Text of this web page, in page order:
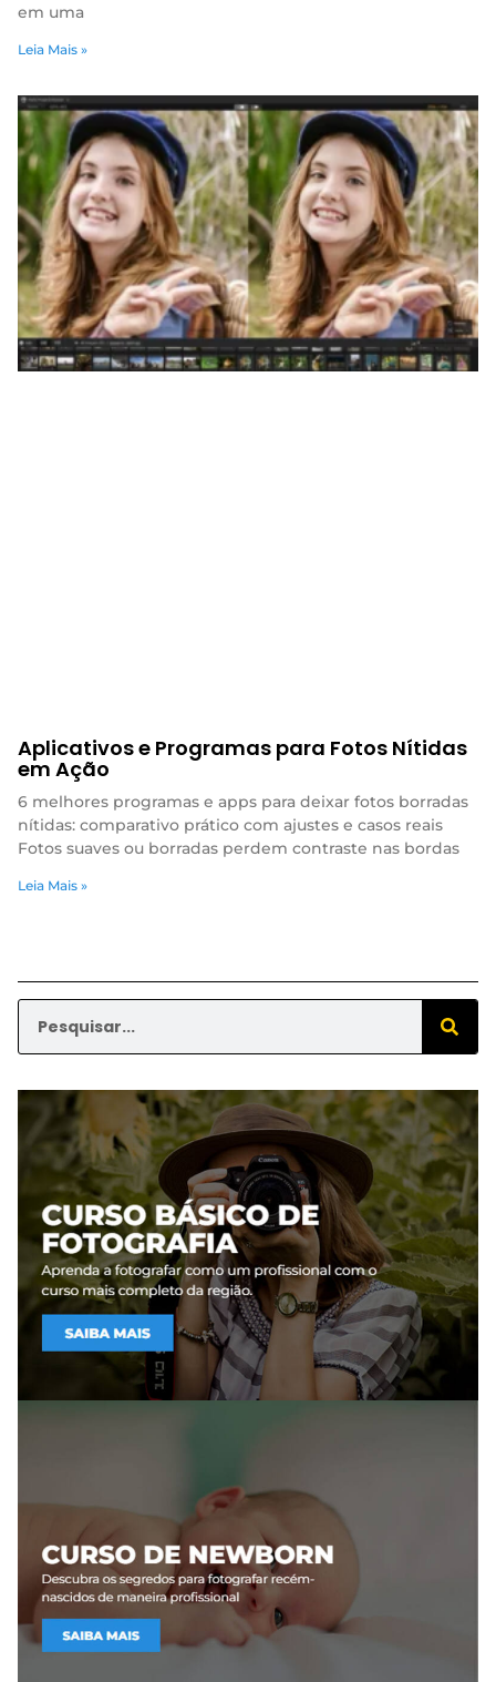
em uma
Leia Mais »
Aplicativos e Programas para Fotos Nítidas
em Ação
6 melhores programas e apps para deixar fotos borradas
nítidas: comparativo prático com ajustes e casos reais
Fotos suaves ou borradas perdem contraste nas bordas
Leia Mais »